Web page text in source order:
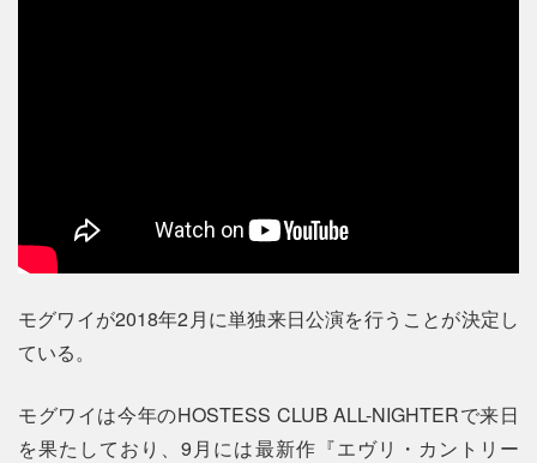
モグワイが2018年2月に単独来日公演を行うことが決定し
ている。
モグワイは今年のHOSTESS CLUB ALL-NIGHTERで来日
を果たしており、9月には最新作『エヴリ・カントリー